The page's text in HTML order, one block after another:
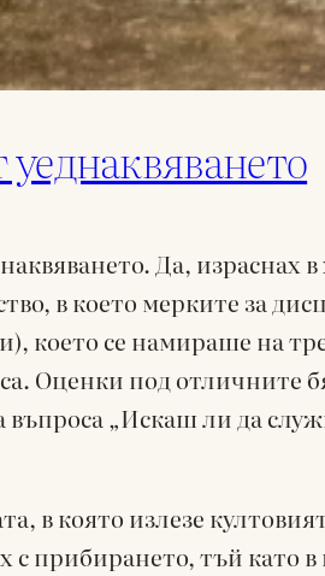
Да, израснах
в което мерките за
което се намираше на
Оценки под отличните
„Искаш ли да
в която излезе
прибирането, тъй като